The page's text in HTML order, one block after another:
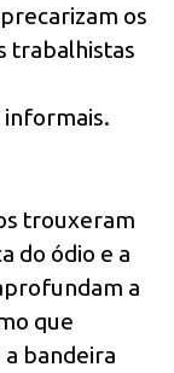
os
trabalhistas
trouxeram
do ódio e a
a
que
a bandeira